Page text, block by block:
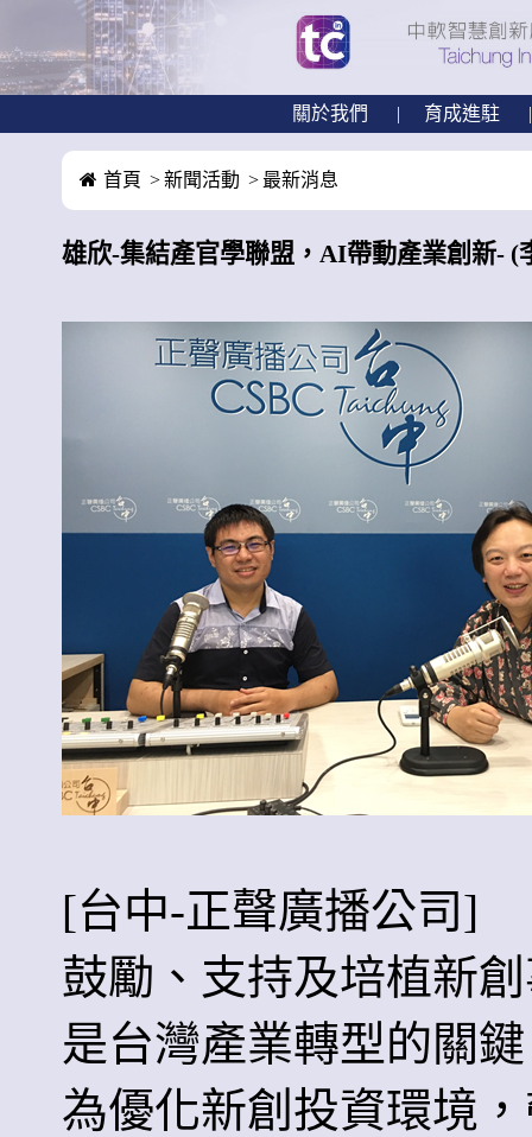
關於我們 育成進駐
首頁 新聞活動 最新消息
雄欣-集結產官學聯盟，AI帶動產業創新- (
[台中-正聲廣播公司]
鼓勵、支持及培植新
是台灣產業轉型的關
為優化新創投資環境